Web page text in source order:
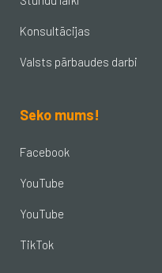
Konsultācijas
Valsts pārbaudes darbi
Seko mums!
Facebook
YouTube
YouTube
TikTok